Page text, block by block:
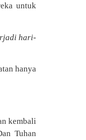
untuk
hari-
hanya
kembali
Tuhan